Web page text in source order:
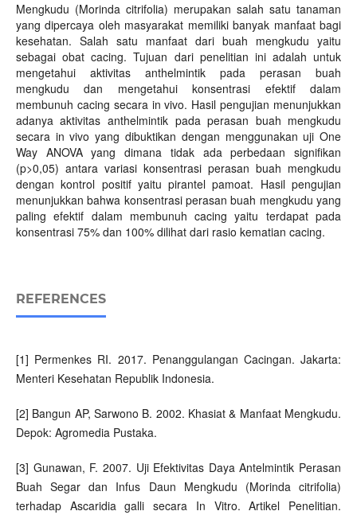
Mengkudu (Morinda citrifolia) merupakan salah satu tanaman
yang dipercaya oleh masyarakat memiliki banyak manfaat bagi
kesehatan. Salah satu manfaat dari buah mengkudu yaitu
sebagai obat cacing. Tujuan dari penelitian ini adalah untuk
mengetahui aktivitas anthelmintik pada perasan buah
mengkudu dan mengetahui konsentrasi efektif dalam
membunuh cacing secara in vivo. Hasil pengujian menunjukkan
adanya aktivitas anthelmintik pada perasan buah mengkudu
secara in vivo yang dibuktikan dengan menggunakan uji One
Way ANOVA yang dimana tidak ada perbedaan signifikan
(p>0,05) antara variasi konsentrasi perasan buah mengkudu
dengan kontrol positif yaitu pirantel pamoat. Hasil pengujian
menunjukkan bahwa konsentrasi perasan buah mengkudu yang
paling efektif dalam membunuh cacing yaitu terdapat pada
konsentrasi 75% dan 100% dilihat dari rasio kematian cacing.
REFERENCES
[1] Permenkes RI. 2017. Penanggulangan Cacingan. Jakarta:
Menteri Kesehatan Republik Indonesia.
[2] Bangun AP, Sarwono B. 2002. Khasiat & Manfaat Mengkudu.
Depok: Agromedia Pustaka.
[3] Gunawan, F. 2007. Uji Efektivitas Daya Antelmintik Perasan
Buah Segar dan Infus Daun Mengkudu (Morinda citrifolia)
terhadap Ascaridia galli secara In Vitro. Artikel Penelitian.